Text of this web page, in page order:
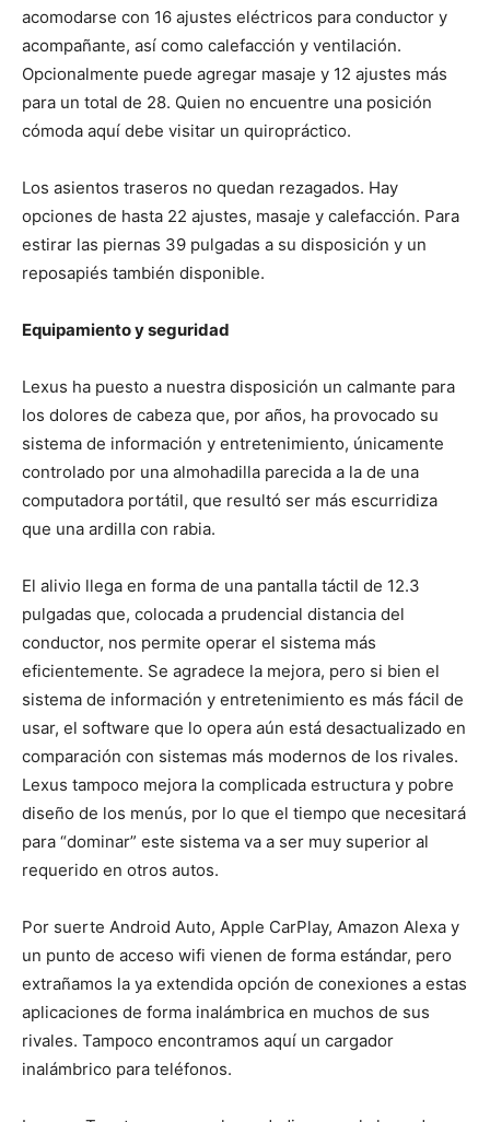
acomodarse con 16 ajustes eléctricos para conductor y
acompañante, así como calefacción y ventilación.
Opcionalmente puede agregar masaje y 12 ajustes más
para un total de 28. Quien no encuentre una posición
cómoda aquí debe visitar un quiropráctico.
Los asientos traseros no quedan rezagados. Hay
opciones de hasta 22 ajustes, masaje y calefacción. Para
estirar las piernas 39 pulgadas a su disposición y un
reposapiés también disponible.
Equipamiento y seguridad
Lexus ha puesto a nuestra disposición un calmante para
los dolores de cabeza que, por años, ha provocado su
sistema de información y entretenimiento, únicamente
controlado por una almohadilla parecida a la de una
computadora portátil, que resultó ser más escurridiza
que una ardilla con rabia.
El alivio llega en forma de una pantalla táctil de 12.3
pulgadas que, colocada a prudencial distancia del
conductor, nos permite operar el sistema más
eficientemente. Se agradece la mejora, pero si bien el
sistema de información y entretenimiento es más fácil de
usar, el software que lo opera aún está desactualizado en
comparación con sistemas más modernos de los rivales.
Lexus tampoco mejora la complicada estructura y pobre
diseño de los menús, por lo que el tiempo que necesitará
para “dominar” este sistema va a ser muy superior al
requerido en otros autos.
Por suerte Android Auto, Apple CarPlay, Amazon Alexa y
un punto de acceso wifi vienen de forma estándar, pero
extrañamos la ya extendida opción de conexiones a estas
aplicaciones de forma inalámbrica en muchos de sus
rivales. Tampoco encontramos aquí un cargador
inalámbrico para teléfonos.